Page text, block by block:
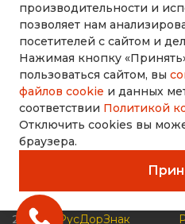
производительности и
позволяет нам
посетителей с сайтом и
Нажимая кнопку
пользоваться сайтом, вы
файлов cookie и данных
соответствии Политикой
Отключить cookies вы
браузера.
2026 © РусДорЗнак